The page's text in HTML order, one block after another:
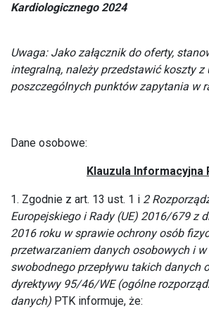
Kardiologicznego 2024
Uwaga: Jako załącznik do oferty,
integralną, należy przedstawić koszty z
poszczególnych punktów zapytania w
Dane osobowe:
Klauzula Informacyjna
1. Zgodnie z art. 13 ust. 1 i 2
Europejskiego i Rady (UE) 2016/679 z
2016 roku w sprawie ochrony osób
przetwarzaniem danych osobowych i w
swobodnego przepływu takich danych
dyrektywy 95/46/WE (ogólne
danych) PTK informuje, że: